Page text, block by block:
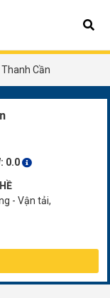
Thanh Cần
0.0
- Vận tải,